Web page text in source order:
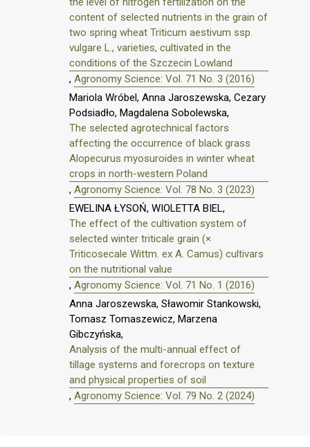
content of selected nutrients in the grain of
two spring wheat Triticum aestivum ssp.
vulgare L., varieties, cultivated in the
conditions of the Szczecin Lowland
, Agronomy Science: Vol. 71 No. 3 (2016)
Mariola Wróbel, Anna Jaroszewska, Cezary
Podsiadło, Magdalena Sobolewska,
The selected agrotechnical factors
affecting the occurrence of black grass
Alopecurus myosuroides in winter wheat
crops in north-western Poland
, Agronomy Science: Vol. 78 No. 3 (2023)
EWELINA ŁYSOŃ, WIOLETTA BIEL,
The effect of the cultivation system of
selected winter triticale grain (×
Triticosecale Wittm. ex A. Camus) cultivars
on the nutritional value
, Agronomy Science: Vol. 71 No. 1 (2016)
Anna Jaroszewska, Sławomir Stankowski,
Tomasz Tomaszewicz, Marzena
Gibczyńska,
Analysis of the multi-annual effect of
tillage systems and forecrops on texture
and physical properties of soil
, Agronomy Science: Vol. 79 No. 2 (2024)